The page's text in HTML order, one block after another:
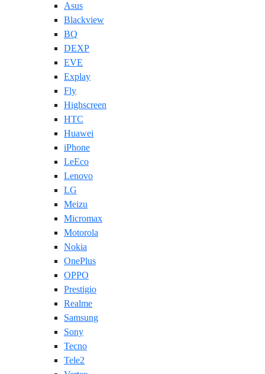
Asus
Blackview
BQ
DEXP
EVE
Explay
Fly
Highscreen
HTC
Huawei
iPhone
LeEco
Lenovo
LG
Meizu
Micromax
Motorola
Nokia
OnePlus
OPPO
Prestigio
Realme
Samsung
Sony
Tecno
Tele2